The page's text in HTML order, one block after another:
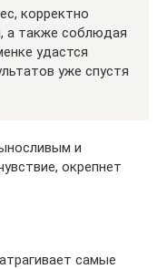
корректно
а также соблюдая
удастся
уже спустя
и
окрепнет
самые